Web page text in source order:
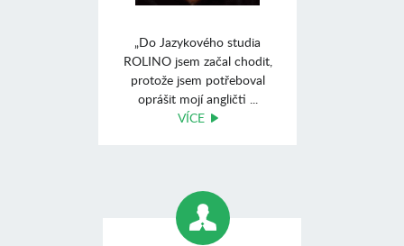
„Do Jazykového studia
ROLINO jsem začal chodit,
protože jsem potřeboval
oprášit mojí angličti ...
VÍCE